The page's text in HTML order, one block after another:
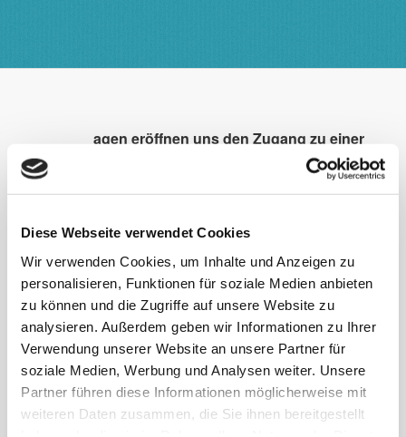
Diese Webseite verwendet Cookies
Wir verwenden Cookies, um Inhalte und Anzeigen zu
personalisieren, Funktionen für soziale Medien anbieten
zu können und die Zugriffe auf unsere Website zu
analysieren. Außerdem geben wir Informationen zu Ihrer
Verwendung unserer Website an unsere Partner für
soziale Medien, Werbung und Analysen weiter. Unsere
Partner führen diese Informationen möglicherweise mit
weiteren Daten zusammen, die Sie ihnen bereitgestellt
S
agen eröffnen uns den Zugang zu einer
Welt der Legenden und Traditionen, die
im Lauf der Jahrhunderte gewachsen ist
uns nach wie vor umgibt. Eine davon ist die
Rutesheimer Sage vom Schatz im
Kastenbrunnen.
Unterhalb der Wengert war früher ein tiefer Gumpen.
Um ihn herum war Sumpf. Ein Bursche von
Gebersheim verließ dort seine Braut und heiratete ein
reicheres Mädchen in Mönsheim. Nach der Hochzeit
an Kirchweih fuhren sie spät zurück nach